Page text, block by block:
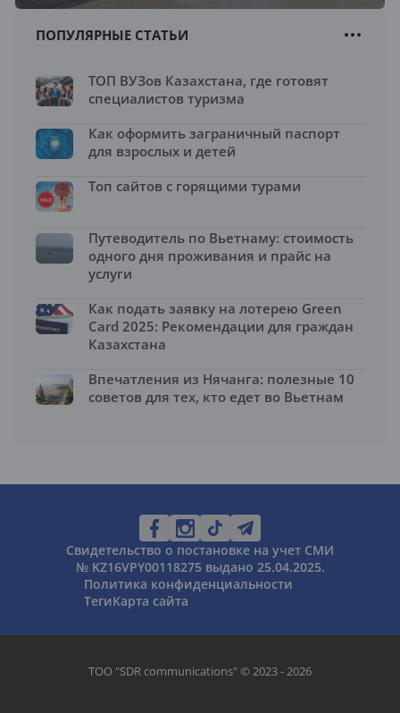
ПОПУЛЯРНЫЕ СТАТЬИ
ТОП ВУЗов Казахстана, где готовят
специалистов туризма
Как оформить заграничный паспорт
для взрослых и детей
Топ сайтов с горящими турами
Путеводитель по Вьетнаму: стоимость
одного дня проживания и прайс на
услуги
Как подать заявку на лотерею Green
Card 2025: Рекомендации для граждан
Казахстана
Впечатления из Нячанга: полезные 10
советов для тех, кто едет во Вьетнам
Свидетельство о постановке на учет СМИ
№ KZ16VPY00118275 выдано 25.04.2025.
Политика конфиденциальности
ТегиКарта сайта
ТОО "SDR communications" © 2023 - 2026